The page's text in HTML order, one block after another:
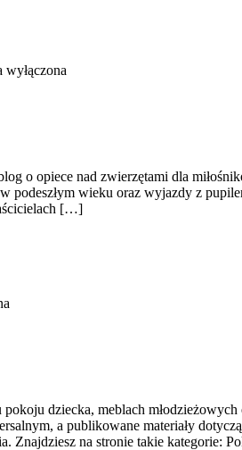
wyłączona
o opiece nad zwierzętami dla
podeszłym wieku oraz wyjazdy z
[…]
dziecka, meblach
a publikowane materiały
Znajdziesz na stronie takie